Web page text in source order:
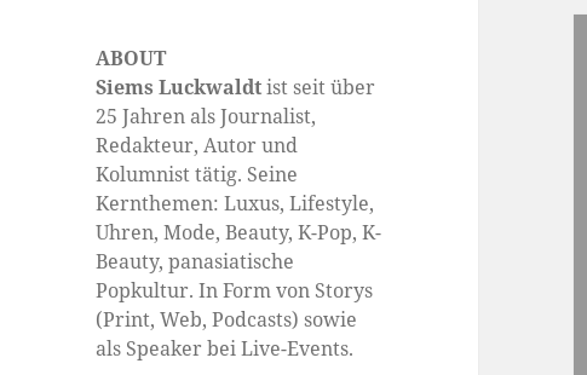
ABOUT
Siems Luckwaldtist seit über
25 Jahren als Journalist,
Redakteur, Autor und
Kolumnist tätig. Seine
Kernthemen: Luxus, Lifestyle,
Uhren, Mode, Beauty, K-Pop, K-
Beauty, panasiatische
Popkultur. In Form von Storys
(Print, Web, Podcasts) sowie
als Speaker bei Live-Events.